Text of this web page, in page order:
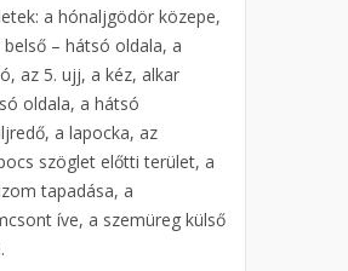
a hónaljgödör közepe,
belső – hátsó oldala, a
az 5. ujj, a kéz, alkar
oldala, a hátsó
a lapocka, az
szöglet előtti terület, a
tapadása, a
íve, a szemüreg külső